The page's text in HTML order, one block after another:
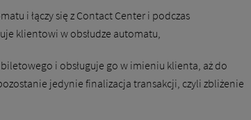
i łączy się z Contact Center i podczas
klientowi w obsłudze automatu,
i obsługuje go w imieniu klienta, aż do
jedynie finalizacja transakcji, czyli zbliżenie